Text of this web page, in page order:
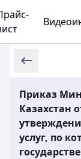
Приказ
Казахстан
услуг, по